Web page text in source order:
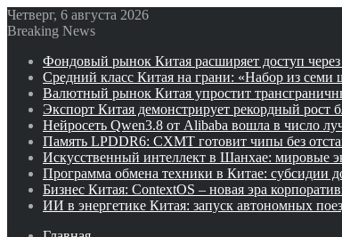
Четверг, 6 августа 2026
Breaking News
Фондовый рынок Китая расширяет доступ
Средний класс Китая на грани: «Набор из
Валютный рынок Китая упростит
Экспорт Китая демонстрирует рекордный рост
Нейросеть Qwen3.8 от Alibaba вошла в число
Память LPDDR6: CXMT готовит чипы без
Искусственный интеллект в Шанхае: мировые
Программа обмена техники в Китае: субсидии
Бизнес Китая: ContextOS – новая эра
ИИ в энергетике Китая: запуск автономных